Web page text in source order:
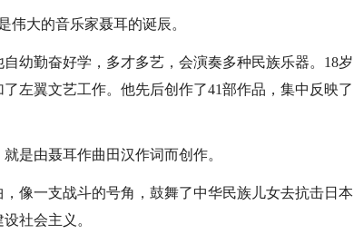
伟大的音乐家聂耳的诞辰。
幼勤奋好学，多才多艺，会演奏多种民族乐器。18岁
左翼文艺工作。他先后创作了41部作品，集中反映了
是由聂耳作曲田汉作词而创作。
像一支战斗的号角，鼓舞了中华民族儿女去抗击日本
社会主义。